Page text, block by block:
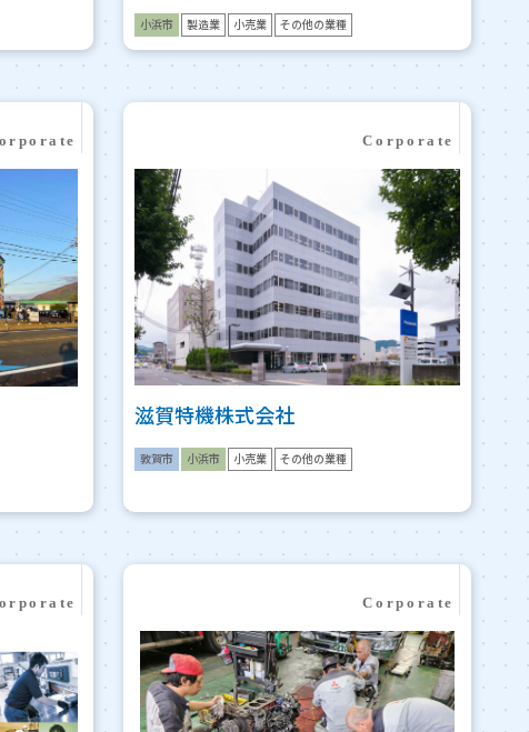
小浜市 製造業 小売業 その他の業種
滋賀特機株式会社
敦賀市 小浜市 小売業 その他の業種